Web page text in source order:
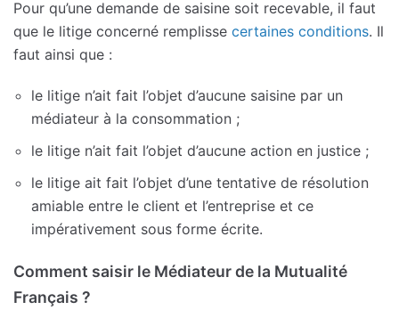
Pour qu’une demande de saisine soit recevable, il faut
que le litige concerné remplisse certaines conditions. Il
faut ainsi que :
le litige n’ait fait l’objet d’aucune saisine par un
médiateur à la consommation ;
le litige n’ait fait l’objet d’aucune action en justice ;
le litige ait fait l’objet d’une tentative de résolution
amiable entre le client et l’entreprise et ce
impérativement sous forme écrite.
Comment saisir le Médiateur de la Mutualité
Français ?